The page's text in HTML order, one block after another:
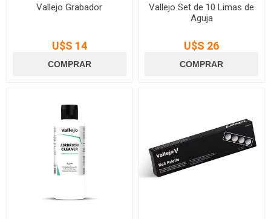
Vallejo Grabador
U$S 14
Vallejo Set de 10 Limas de
Aguja
U$S 26